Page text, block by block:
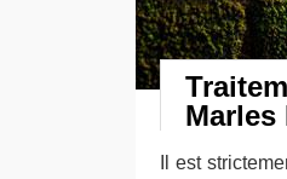
Il est